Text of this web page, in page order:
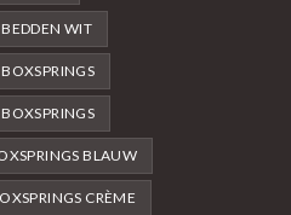
BEDDEN WIT
BLAUW
CRÈME